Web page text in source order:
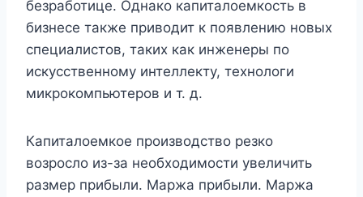
безработице. Однако капиталоемкость в
бизнесе также приводит к появлению новых
специалистов, таких как инженеры по
искусственному интеллекту, технологи
микрокомпьютеров и т. д.
Капиталоемкое производство резко
возросло из-за необходимости увеличить
размер прибыли. Маржа прибыли. Маржа